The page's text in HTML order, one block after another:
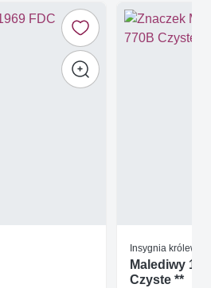
Insygnia
Malediwy
Czyste **